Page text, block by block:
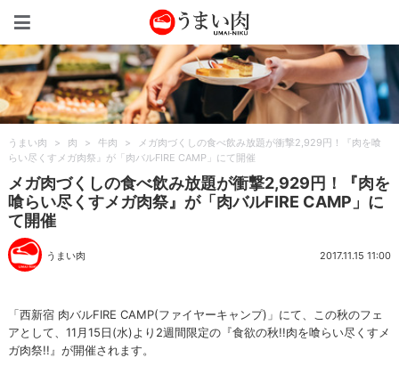
うまい肉 > 肉 > 牛肉 >
メガ肉づくしの食べ飲み放題が衝撃2,929円！『肉を喰
らい尽くすメガ肉祭』が「肉バルFIRE CAMP」にて開催
メガ肉づくしの食べ飲み放題が衝撃2,929円！『肉を
喰らい尽くすメガ肉祭』が「肉バルFIRE CAMP」に
て開催
うまい肉 2017.11.15 11:00
「西新宿 肉バルFIRE CAMP(ファイヤーキャンプ)」にて、この秋のフェ
アとして、11月15日(水)より2週間限定の『食欲の秋!!肉を喰らい尽くすメ
ガ肉祭!!』が開催されます。